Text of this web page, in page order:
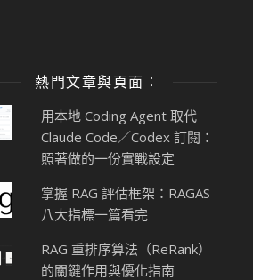
熱門文章與頁面︰
用本地 Coding Agent 取代
Claude Code／Codex 訂閱：
照著做的一份實戰設定
掌握 RAG 評估框架：RAGAS
八大指標一篇看完
RAG 重排序算法（ReRank）
的關鍵作用與優化指南